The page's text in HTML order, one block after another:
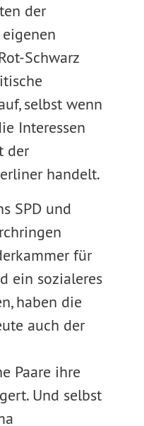
der
Schwarz
selbst wenn
Interessen
der
handelt.
SPD und
für
ein sozialeres
haben die
auch der
Paare ihre
Und selbst